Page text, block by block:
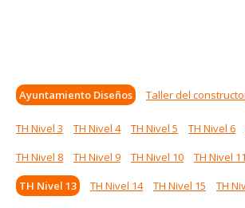
Ayuntamiento Diseños Taller del
TH Nivel 3 TH Nivel 4 TH Nivel 5 TH Nivel 6
TH Nivel 8
TH Nivel 9 TH Nivel 10 TH Nivel 11
TH Nivel 13
TH Nivel 14 TH Nivel 15 TH